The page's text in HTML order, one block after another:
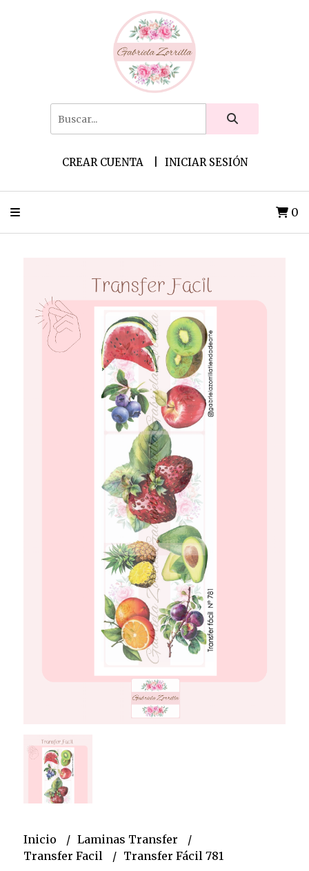
CREAR CUENTA INICIAR SESIÓN
0
Inicio
Laminas Transfer
Transfer Facil
Transfer Fácil 781